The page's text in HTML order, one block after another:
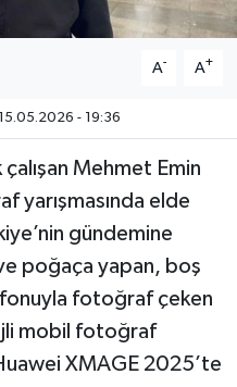
A- A+
15.05.2026 - 19:36
çalışan Mehmet Emin
yarışmasında elde
gündemine
poğaça yapan, boş
fotoğraf çeken
mobil fotoğraf
XMAGE 2025’te